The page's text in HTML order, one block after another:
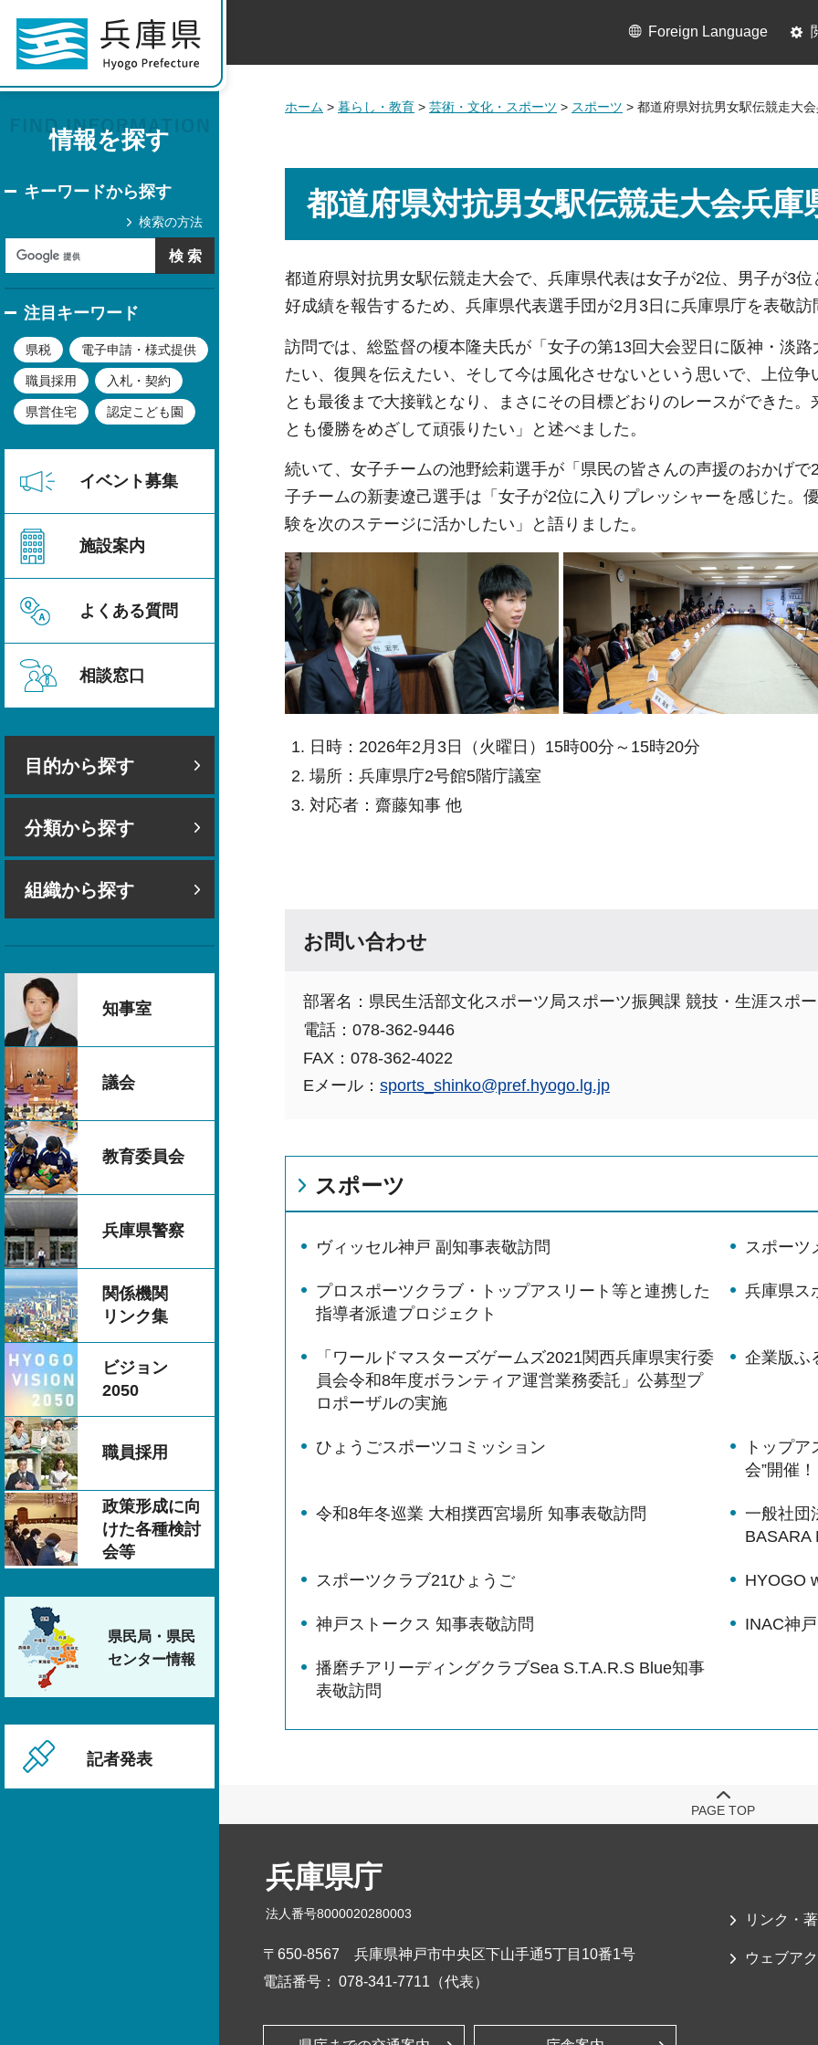
情報を探す
キーワードから探す
検索の方法
注目キーワード
県税 電子申請・様式提供
職員採用 入札・契約
県営住宅 認定こども園
イベント募集
施設案内
よくある質問
相談窓口
目的から探す
分類から探す
組織から探す
知事室
議会
教育委員会
兵庫県警察
関係機関
リンク集
ビジョン
2050
職員採用
政策形成に向
けた各種検討
会等
県民局・県民
センター情報
記者発表
Foreign Language
ホーム > 暮らし・教育 > 芸術・文化・スポーツ > スポーツ > 都道府県対抗男女駅伝競走大
都道府県対抗男女駅伝競走大会兵庫
都道府県対抗男女駅伝競走大会で、兵庫県代表は女子が2位、男子が3
好成績を報告するため、兵庫県代表選手団が2月3日に兵庫県庁を表敬訪
訪問では、総監督の榎本隆夫氏が「女子の第13回大会翌日に阪神・淡
たい、復興を伝えたい、そして今は風化させないという思いで、上位
とも最後まで大接戦となり、まさにその目標どおりのレースができた
とも優勝をめざして頑張りたい」と述べました。
続いて、女子チームの池野絵莉選手が「県民の皆さんの声援のおかげ
子チームの新妻遼己選手は「女子が2位に入りプレッシャーを感じた。
験を次のステージに活かしたい」と語りました。
日時：2026年2月3日（火曜日）15時00分～15時20分
場所：兵庫県庁2号館5階庁議室
対応者：齋藤知事 他
お問い合わせ
部署名：県民生活部文化スポーツ局スポーツ振興課 競技・生涯スポ
電話：078-362-9446
FAX：078-362-4022
Eメール： sports_shinko@pref.hyogo.lg.jp
スポーツ
ヴィッセル神戸 副知事表敬訪問 スポーツ
プロスポーツクラブ・トップアスリート等と連携した
指導者派遣プロジェクト
兵庫県ス
「ワールドマスターズゲームズ2021関西兵庫県実行委
員会令和8年度ボランティア運営業務委託」公募型プ
ロポーザルの実施
企業版ふ
ひょうごスポーツコミッション
トップ
会”開催！
令和8年冬巡業 大相撲西宮場所 知事表敬訪問
一般社団
BASARA
スポーツクラブ21ひょうご HYOGO
神戸ストークス 知事表敬訪問 INAC神
播磨チアリーディングクラブSea S.T.A.R.S Blue知事
表敬訪問
PAGE TOP
兵庫県庁
法人番号8000020280003
〒650-8567
兵庫県神戸市中央区下山手通5丁目10番1号
電話番号： 078-341-7711（代表）
リンク・
ウェブア